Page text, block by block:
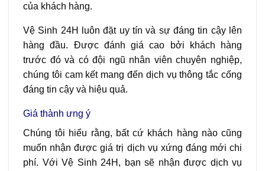
của khách hàng.
Vệ Sinh 24H luôn đặt uy tín và sự đáng tin cậy lên
hàng đầu. Được đánh giá cao bởi khách hàng
trước đó và có đội ngũ nhân viên chuyên nghiệp,
chúng tôi cam kết mang đến dịch vụ thông tắc cống
đáng tin cậy và hiệu quả.
Giá thành ưng ý
Chúng tôi hiểu rằng, bất cứ khách hàng nào cũng
muốn nhận được giá trị dịch vụ xứng đáng mới chi
phí. Với Vệ Sinh 24H, bạn sẽ nhận được dịch vụ